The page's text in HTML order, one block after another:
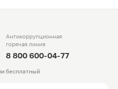
Антикоррупционная
горячая линия
8 800 600-04-77
бесплатный